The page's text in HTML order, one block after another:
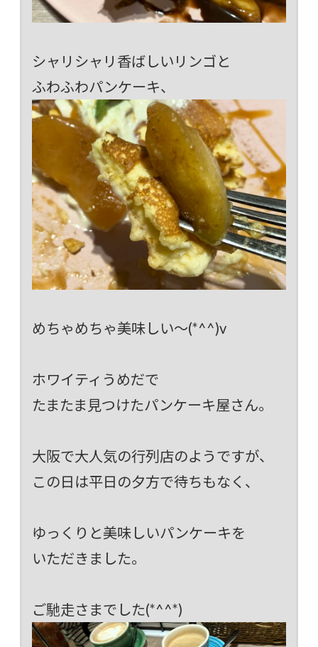
シャリシャリ香ばしいリンゴと
ふわふわパンケーキ、
めちゃめちゃ美味しい～(*^^)v
ホワイティうめだで
たまたま見つけたパンケーキ屋さん。
大阪で大人気の行列店のようですが、
この日は平日の夕方で待ちもなく、
ゆっくりと美味しいパンケーキを
いただきました。
ご馳走さまでした(*^^*)